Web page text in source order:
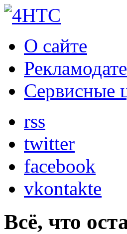
О сайте
Сервисные
rss
twitter
facebook
vkontakte
Всё, что